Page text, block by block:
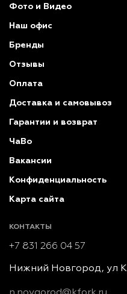
Фото и Видео
Наш офис
Бренды
Отзывы
Оплата
Доставка и самовывоз
Гарантии и возврат
ЧаВо
Вакансии
Конфиденциальность
Карта сайта
КОНТАКТЫ
+7 831 266 04 57
Нижний Новгород, ул